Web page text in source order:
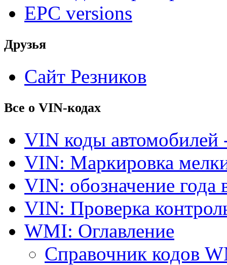
EPC versions
Друзья
Сайт Резников
Все о VIN-кодах
VIN коды автомобилей
VIN: Маркировка
VIN: обозначение года
VIN: Проверка
WMI: Оглавление
Справочник кодов